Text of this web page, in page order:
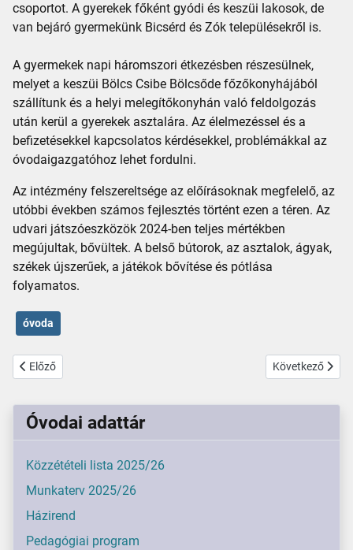
csoportot. A gyerekek főként gyódi és keszüi lakosok, de
van bejáró gyermekünk Bicsérd és Zók településekről is.
A gyermekek napi háromszori étkezésben részesülnek,
melyet a keszüi Bölcs Csibe Bölcsőde főzőkonyhájából
szállítunk és a helyi melegítőkonyhán való feldolgozás
után kerül a gyerekek asztalára. Az élelmezéssel és a
befizetésekkel kapcsolatos kérdésekkel, problémákkal az
óvodaigazgatóhoz lehet fordulni.
Az intézmény felszereltsége az előírásoknak megfelelő, az
utóbbi években számos fejlesztés történt ezen a téren. Az
udvari játszóeszközök 2024-ben teljes mértékben
megújultak, bővültek. A belső bútorok, az asztalok, ágyak,
székek újszerűek, a játékok bővítése és pótlása
folyamatos.
óvoda
Előző cikk: Óvodánkban nagy hangsúlyt fektetünk az iskolára való
Előző Következő cikk:
Következő
Óvodai adattár
Közzétételi lista 2025/26
Munkaterv 2025/26
Házirend
Pedagógiai program